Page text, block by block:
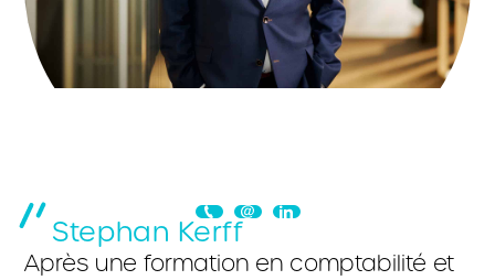
Stephan Kerff
Après une formation en comptabilité et